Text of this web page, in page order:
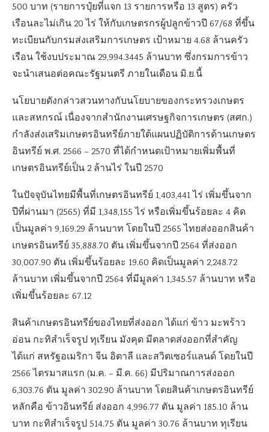
500 บาท (รายการปุ๋ยที่แจก 13 รายการหรือ 13 สูตร) ครัว
เรือนละไม่เกิน 20 ไร่ ให้กับเกษตรกรผู้ปลูกข้าวปี 67/68 ที่ขึ้น
ทะเบียนกับกรมส่งเสริมการเกษตร เป้าหมาย 4.68 ล้านครัว
เรือน ใช้งบประมาณ 29,994.3445 ล้านบาท ซึ่งกรมการข้าว
จะนำเสนอต่อคณะรัฐมนตรี ภายในเดือน มิ.ย.นี้
นโยบายดังกล่าวสวนทางกับนโยบายของกระทรวงเกษตร
และสหกรณ์ เนื่องจากสำนักงานเศรษฐกิจการเกษตร (สศก.)
กำลังส่งเสริมเกษตรอินทรีย์ภายใต้แผนปฏิบัติการด้านเกษตร
อินทรีย์ พ.ศ. 2566 – 2570 ที่ได้กำหนดเป้าหมายเพิ่มพื้นที่
เกษตรอินทรีย์เป็น 2 ล้านไร่ ในปี 2570
ในปัจจุบันไทยมีพื้นที่เกษตรอินทรีย์ 1,403,441 ไร่ เพิ่มขึ้นจาก
ปีที่ผ่านมา (2565) ที่มี 1,348,155 ไร่ หรือเพิ่มขึ้นร้อยละ 4 คิด
เป็นมูลค่า 9,169.29 ล้านบาท โดยในปี 2565 ไทยส่งออกสินค้า
เกษตรอินทรีย์ 35,888.70 ตัน เพิ่มขึ้นจากปี 2564 ที่ส่งออก
30,007.90 ตัน เพิ่มขึ้นร้อยละ 19.60 คิดเป็นมูลค่า 2,248.72
ล้านบาท เพิ่มขึ้นจากปี 2564 ที่มีมูลค่า 1,345.57 ล้านบาท หรือ
เพิ่มขึ้นร้อยละ 67.12
สินค้าเกษตรอินทรีย์ของไทยที่ส่งออก ได้แก่ ข้าว มะพร้าว
อ่อน กะทิสำเร็จรูป ทุเรียน มังคุด มีตลาดส่งออกที่สำคัญ
ได้แก่ สหรัฐอเมริกา จีน อิตาลี และสวิตเซอร์แลนด์ โดยในปี
2566 ไตรมาสแรก (ม.ค. – มี.ค. 66) มีปริมาณการส่งออก
6,303.76 ตัน มูลค่า 302.90 ล้านบาท โดยสินค้าเกษตรอินทรีย์
หลักคือ ข้าวอินทรีย์ ส่งออก 4,996.77 ตัน มูลค่า 185.10 ล้าน
บาท กะทิสำเร็จรูป 514.75 ตัน มูลค่า 30.76 ล้านบาท ทุเรียน